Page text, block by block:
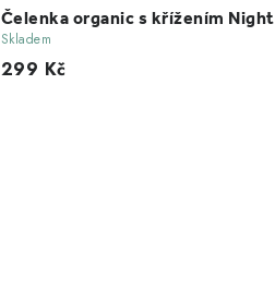
Čelenka organic s křížením Night
Skladem
299 Kč